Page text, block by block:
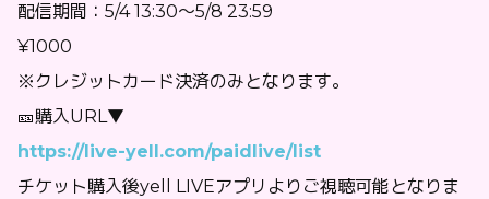
配信期間：5/4 13:30〜5/8 23:59
¥1000
※クレジットカード決済のみとなります。
🎫購入URL▼
https://live-yell.com/paidlive/list
チケット購入後yell LIVEアプリよりご視聴可能となりま